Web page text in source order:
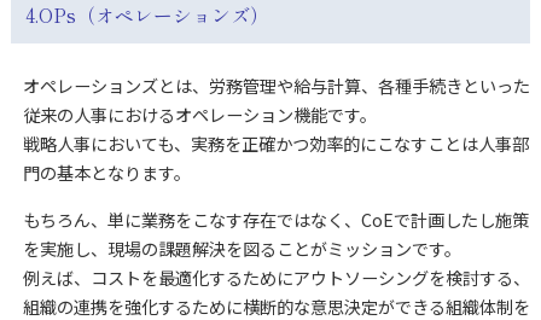
4.OPs（オペレーションズ）
オペレーションズとは、労務管理や給与計算、各種手続きといった
従来の人事におけるオペレーション機能です。
戦略人事においても、実務を正確かつ効率的にこなすことは人事部
門の基本となります。
もちろん、単に業務をこなす存在ではなく、CoEで計画したし施策
を実施し、現場の課題解決を図ることがミッションです。
例えば、コストを最適化するためにアウトソーシングを検討する、
組織の連携を強化するために横断的な意思決定ができる組織体制を